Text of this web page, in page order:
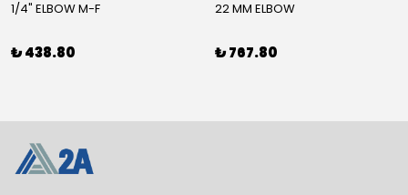
1/4" ELBOW M-F
₺ 438.80
22 MM ELBOW
₺ 767.80